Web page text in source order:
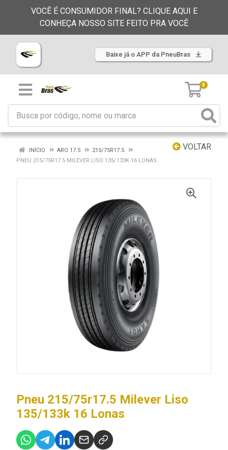
VOCÊ É CONSUMIDOR FINAL? CLIQUE AQUI E
CONHEÇA NOSSO SITE FEITO PRA VOCÊ
Baixe já o APP da PneuBras
0
VOLTAR
INÍCIO ARO 17.5
215/75R17.5
PNEU 215/75R17.5 MILEVER LISO 135/133K 16 LONAS
Pneu 215/75r17.5 Milever Liso
135/133k 16 Lonas